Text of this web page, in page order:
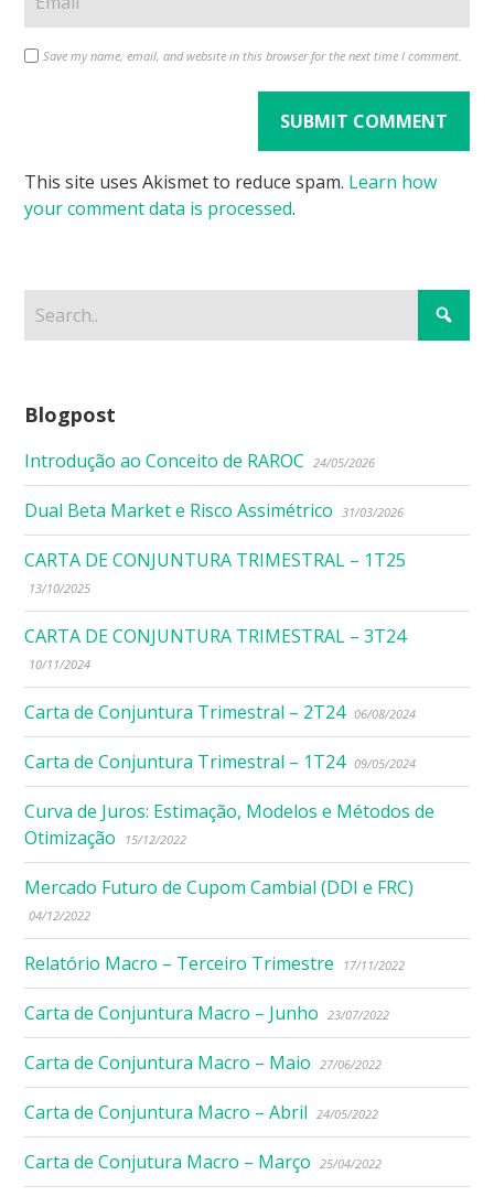
Save my name, email, and website in this browser for the next time I comment.
This site uses Akismet to reduce spam. Learn how
your comment data is processed.
Blogpost
Introdução ao Conceito de RAROC 24/05/2026
Dual Beta Market e Risco Assimétrico 31/03/2026
CARTA DE CONJUNTURA TRIMESTRAL – 1T25
13/10/2025
CARTA DE CONJUNTURA TRIMESTRAL – 3T24
10/11/2024
Carta de Conjuntura Trimestral – 2T24 06/08/2024
Carta de Conjuntura Trimestral – 1T24 09/05/2024
Curva de Juros: Estimação, Modelos e Métodos de
Otimização
15/12/2022
Mercado Futuro de Cupom Cambial (DDI e FRC)
04/12/2022
Relatório Macro – Terceiro Trimestre 17/11/2022
Carta de Conjuntura Macro – Junho 23/07/2022
Carta de Conjuntura Macro – Maio 27/06/2022
Carta de Conjuntura Macro – Abril 24/05/2022
Carta de Conjutura Macro – Março 25/04/2022